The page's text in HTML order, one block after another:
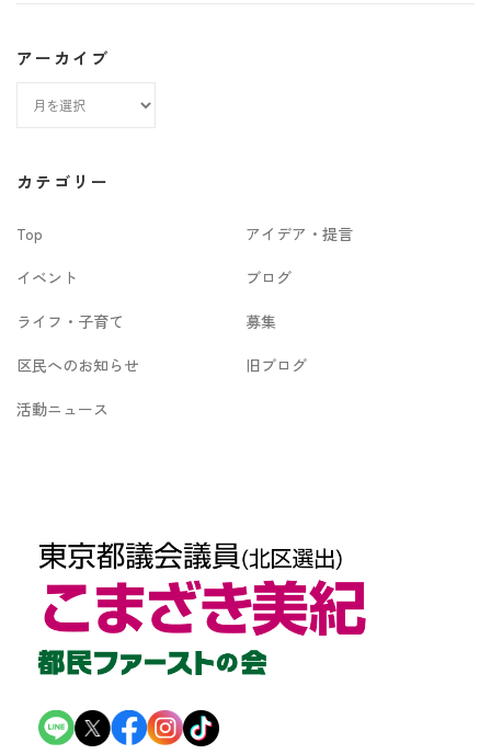
アーカイブ
カ
ブ
カテゴリー
Top
アイデア・提言
イベント
ブログ
ライフ・子育て
募集
区民へのお知らせ
旧ブログ
活動ニュース